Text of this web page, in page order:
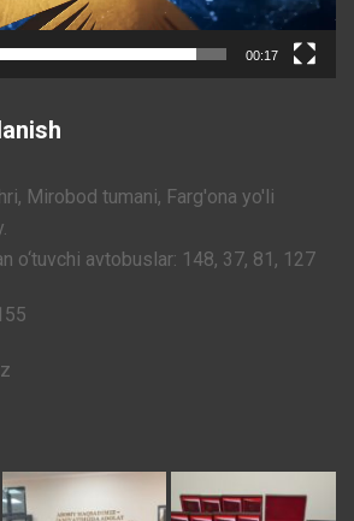
00:17
Mirobod tumani, Farg'ona yo'li
o‘tuvchi avtobuslar: 148, 37, 81, 127